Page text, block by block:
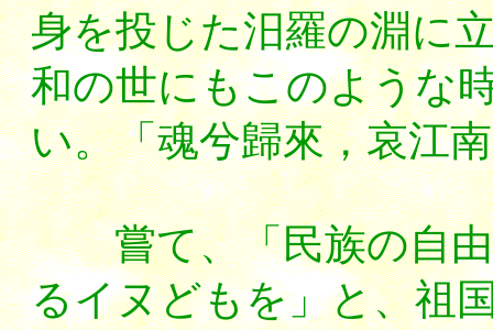
身を投じた汨羅の淵に
和の世にもこのような
い。「魂兮歸來，哀江
嘗て、「民族の自由
るイヌどもを」と、祖